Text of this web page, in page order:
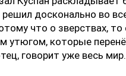
досконально во
что о зверствах, то
утюгом, которые
говорит уже весь мир.